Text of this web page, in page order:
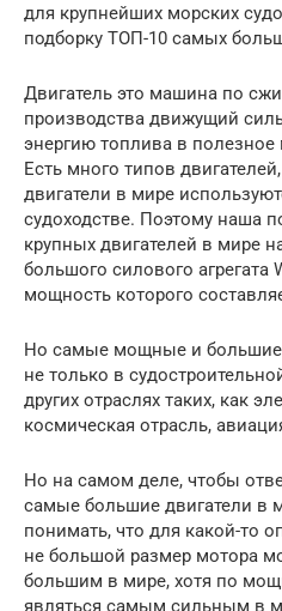
для крупнейших морских
подборку ТОП-10 самых
Двигатель это машина по
производства движущий
энергию топлива в
Есть много типов
двигатели в мире
судоходстве. Поэтому наша
крупных двигателей в мире
большого силового агрегата
мощность которого
Но самые мощные и большие
не только в
других отраслях таких, как
космическая отрасль,
Но на самом деле, чтобы
самые большие двигатели в
понимать, что для какой-то
не большой размер мотора
большим в мире, хотя по
являться самым сильным в